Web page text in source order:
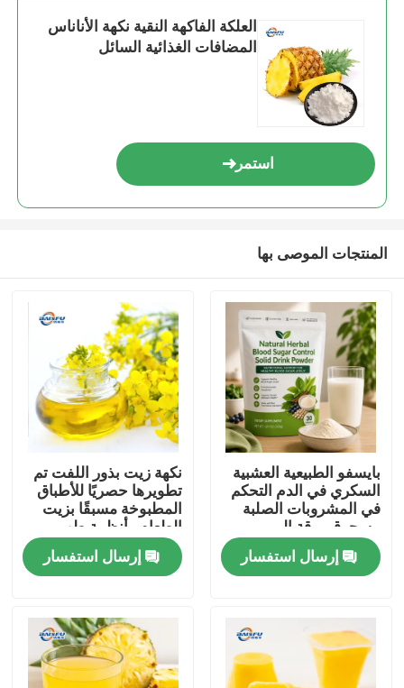
المنزل
فيديوهات
العلكة الفاكهة النقية نكهة الأناناس
المضافات الغذائية السائل
استمر
المنتجات الموصى بها
بايسفو الطبيعية العشبية
السكري في الدم التحكم
في المشروبات الصلبة
مسحوق ورقة المربى
جذر كودزو الجينسنغ
جوجي التوت بذور كاسيا
لدعم الجلوكوز الصحية
إرسال استفسار
نكهة زيت بذور اللفت تم
تطويرها حصريًا للأطباق
المطبوخة مسبقًا بزيت
الطعام وأنظمة طهي
الطعام الصينية
إرسال استفسار